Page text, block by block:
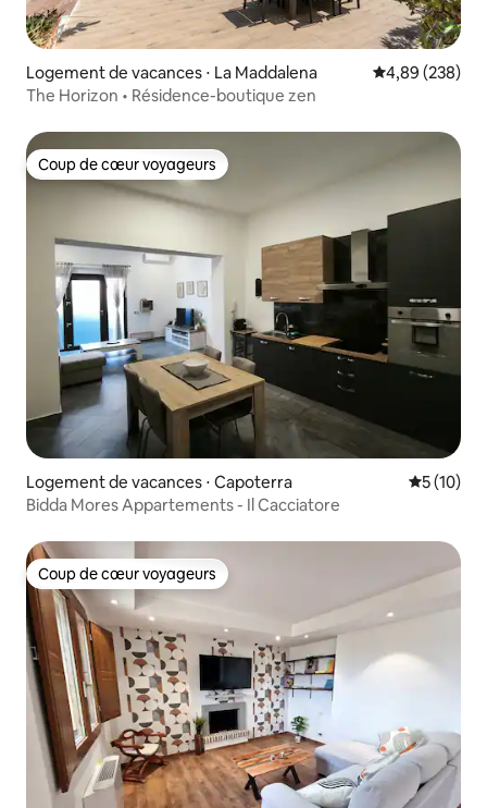
Logement de vacances ⋅ La Maddalena Évaluation
4,89 (238)
The Horizon • Résidence-boutique zen
Coup de cœur voyageurs
Coup de cœur voyageurs
Logement de vacances ⋅ Capoterra
5 (10)
Bidda Mores Appartements - Il Cacciatore
Coup de cœur voyageurs
Coup de cœur voyageurs